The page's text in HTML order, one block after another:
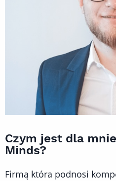
Czym jest dla
Minds?
Firmą która podnosi